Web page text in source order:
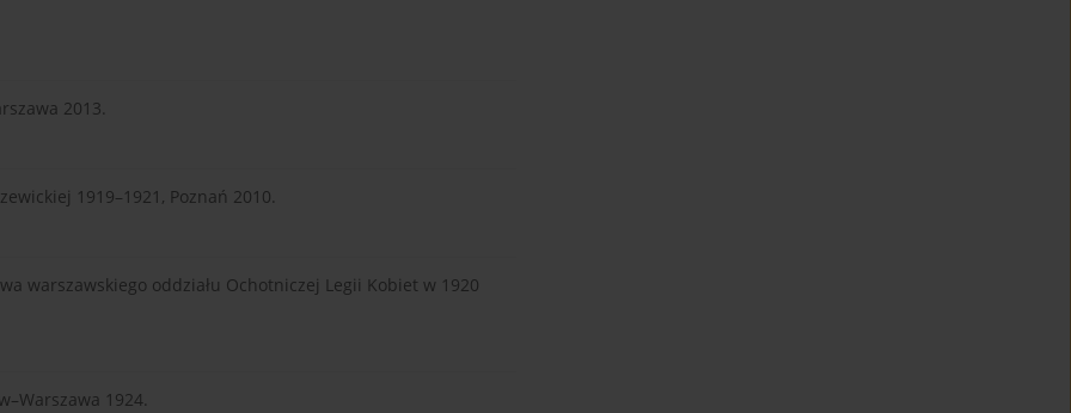
2013.
1919–1921, Poznań 2010.
warszawskiego oddziału Ochotniczej Legii Kobiet w 1920
1924.